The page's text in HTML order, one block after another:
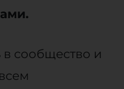
сообщество и